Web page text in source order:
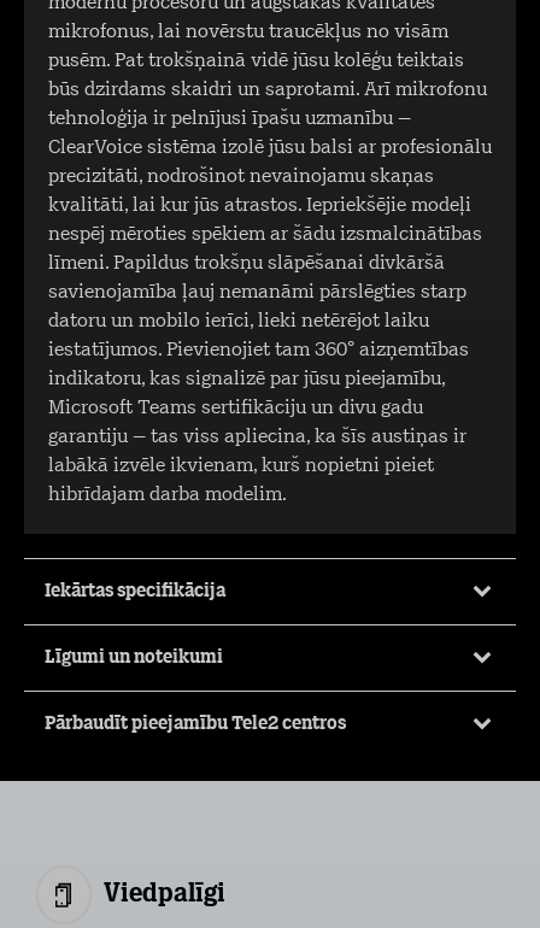
mikrofonus, lai novērstu traucēkļus no visām
pusēm. Pat trokšņainā vidē jūsu kolēģu teiktais
būs dzirdams skaidri un saprotami. Arī mikrofonu
tehnoloģija ir pelnījusi īpašu uzmanību –
ClearVoice sistēma izolē jūsu balsi ar profesionālu
precizitāti, nodrošinot nevainojamu skaņas
kvalitāti, lai kur jūs atrastos. Iepriekšējie modeļi
nespēj mēroties spēkiem ar šādu izsmalcinātības
līmeni. Papildus trokšņu slāpēšanai divkāršā
savienojamība ļauj nemanāmi pārslēgties starp
datoru un mobilo ierīci, lieki netērējot laiku
iestatījumos. Pievienojiet tam 360° aizņemtības
indikatoru, kas signalizē par jūsu pieejamību,
Microsoft Teams sertifikāciju un divu gadu
garantiju – tas viss apliecina, ka šīs austiņas ir
labākā izvēle ikvienam, kurš nopietni pieiet
hibrīdajam darba modelim.
Iekārtas specifikācija
Līgumi un noteikumi
Pārbaudīt pieejamību Tele2 centros
Viedpalīgi